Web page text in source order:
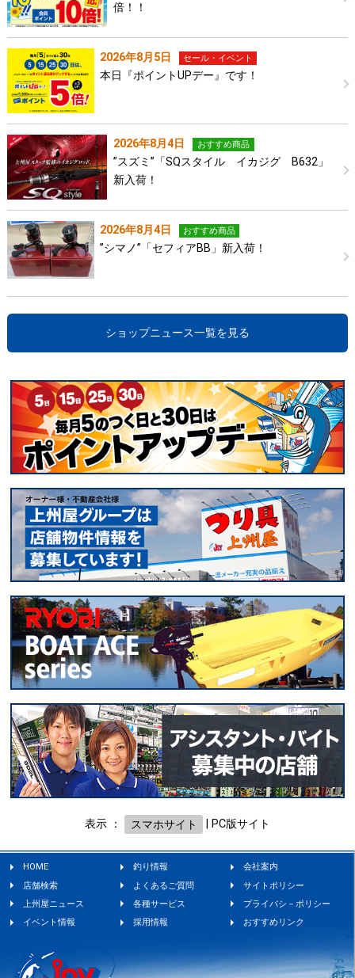
倍！！
2026年8月5日 セール・イベント
本日『ポイントUPデー』です！
2026年8月4日 おすすめ商品
”スズミ”「SQスタイル イカジグ B632」
新入荷！
2026年8月4日 おすすめ商品
”シマノ”「セフィアBB」新入荷！
ショップニュース一覧を見る
表示 ： スマホサイト PC版サイト
HOME 釣り情報
会社案内
店舗検索
よくあるご質問
サイトポリシー
上州屋ニュース
各種サービス
プライバシ－ポリシー
イベント情報
採用情報 おすすめリンク